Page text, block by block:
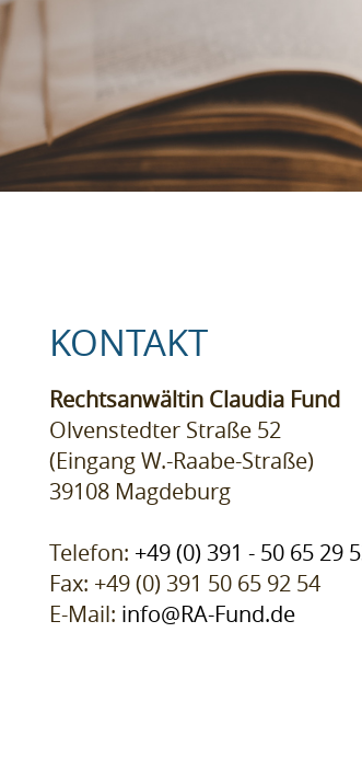
KONTAKT
Rechtsanwältin Claudia Fund
Olvenstedter Straße 52
(Eingang W.-Raabe-Straße)
39108 Magdeburg
Telefon: +49 (0) 391 - 50 65 29
Fax: +49 (0) 391 50 65 92 54
E-Mail: info@RA-Fund.de